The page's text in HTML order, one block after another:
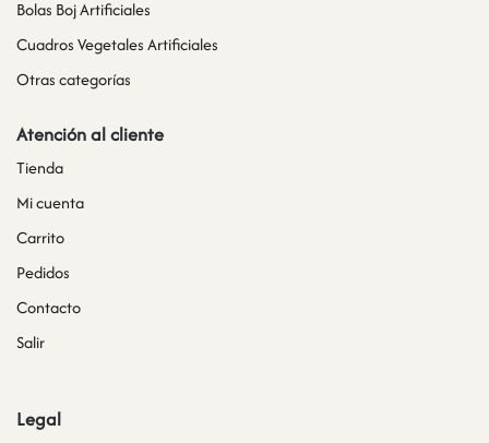
Bolas Boj Artificiales
Cuadros Vegetales Artificiales
Otras categorías
Atención al cliente
Tienda
Mi cuenta
Carrito
Pedidos
Contacto
Salir
Legal